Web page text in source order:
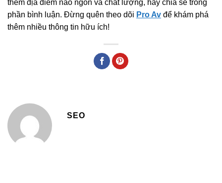
thêm địa điểm nào ngon và chất lượng, hãy chia sẻ trong
phần bình luận. Đừng quên theo dõi Pro Av để khám phá
thêm nhiều thông tin hữu ích!
SEO